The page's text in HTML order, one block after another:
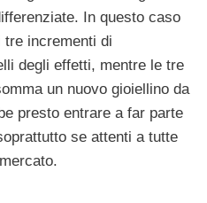
In questo caso
tre incrementi di
degli effetti, mentre le tre
un nuovo gioiellino da
presto entrare a far parte
se attenti a tutte